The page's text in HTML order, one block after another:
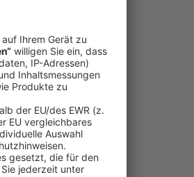
vor finanziellen Risiken.